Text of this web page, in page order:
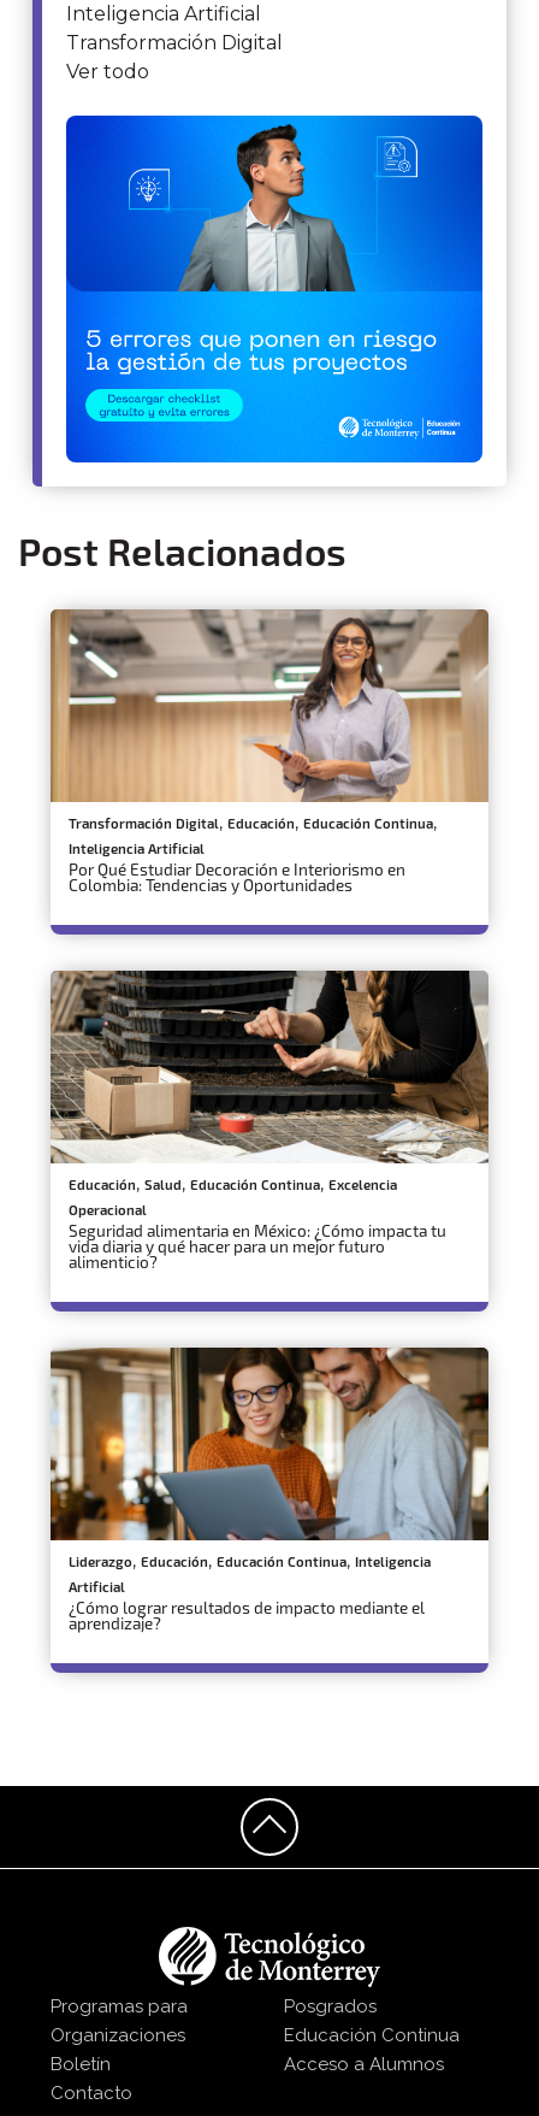
Inteligencia Artificial
Transformación Digital
Ver todo
Post Relacionados
Transformación Digital, Educación, Educación Continua,
Inteligencia Artificial
Por Qué Estudiar Decoración e Interiorismo en
Colombia: Tendencias y Oportunidades
Educación, Salud, Educación Continua, Excelencia
Operacional
Seguridad alimentaria en México: ¿Cómo impacta tu
vida diaria y qué hacer para un mejor futuro
alimenticio?
Liderazgo, Educación, Educación Continua, Inteligencia
Artificial
¿Cómo lograr resultados de impacto mediante el
aprendizaje?
Programas para
Organizaciones
Boletín
Contacto
Posgrados
Educación Continua
Acceso a Alumnos